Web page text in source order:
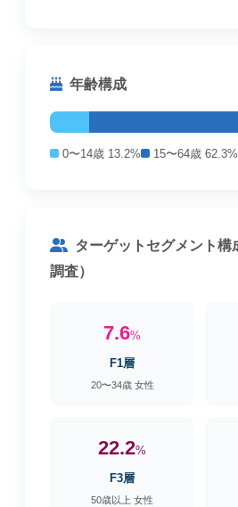
年齢構成
0〜14歳 13.2% 15〜64歳 62.3%
ターゲットセグメント構
調査）
7.6%
F1層
20〜34歳 女性
22.2%
F3層
50歳以上 女性